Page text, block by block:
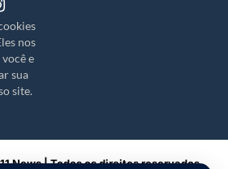
nos
e
sua
site.
News | Todos os direitos reservados.